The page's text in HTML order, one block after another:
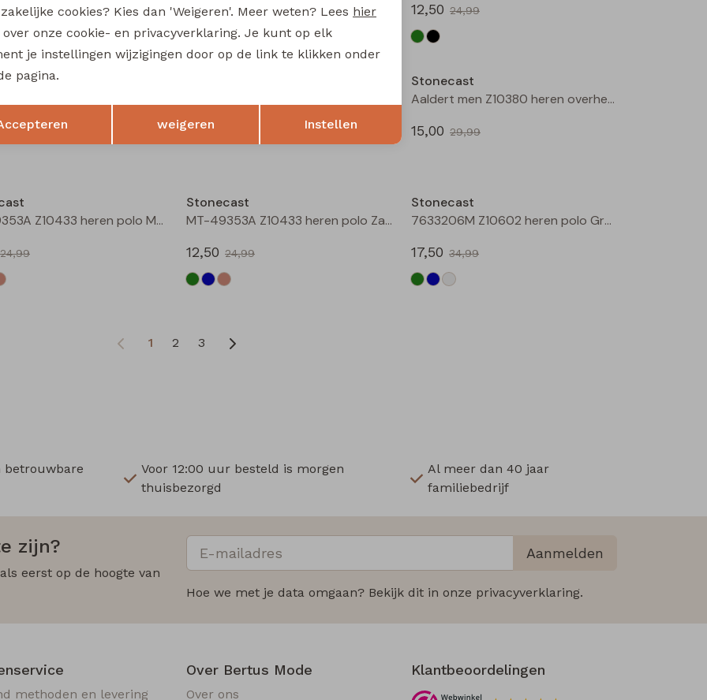
34,99
17,50 34,99
12,50 24,99
Sale
29,99
Sale
15,00
Stonecast
Aaldert men Z10380 heren overhemd km Bruin licht
15,00 29,99
MT-49353A Z10433 heren polo Marine
24,99
Stonecast
MT-49353A Z10433 heren polo Zand
12,50 24,99
Stonecast
7633206M Z10602 heren polo Groen
17,50 34,99
1 2 3
betrouwbare
Voor 12:00 uur besteld is morgen
thuisbezorgd
Al meer dan 40 jaar
familiebedrijf
zijn?
eerst op de hoogte van
Aanmelden
Hoe we met je data omgaan? Bekijk dit in onze privacyverklaring.
methoden en levering
Over Bertus Mode
Over ons
Klantbeoordelingen
Terug Opslaan
cookies? Kies dan 'Weigeren'. Meer weten? Lees hier
over onze cookie- en privacyverklaring. Je kunt op elk
je instellingen wijzigingen door op de link te klikken onder
pagina.
weigeren Instellen